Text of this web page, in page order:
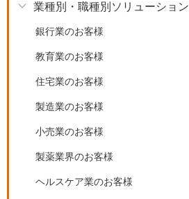
業種別・職種別ソリューション
銀行業のお客様
教育業のお客様
住宅業のお客様
製造業のお客様
小売業のお客様
製薬業界のお客様
ヘルスケア業のお客様